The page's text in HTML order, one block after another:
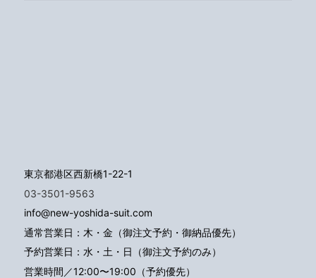
東京都港区西新橋1-22-1
03-3501-9563
info@new-yoshida-suit.com
通常営業日：木・金（御注文予約・御納品優先）
予約営業日：水・土・日（御注文予約のみ）
営業時間／12:00〜19:00（予約優先）